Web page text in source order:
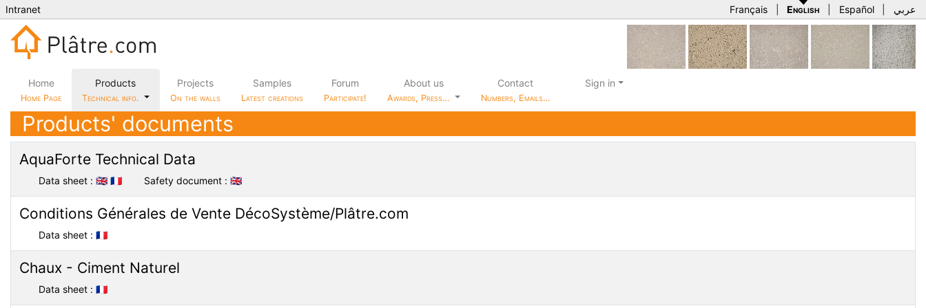
Intranet Français English Español عربي
Home
Home Page
Products
Technical info.
Projects
On the walls
Samples
Latest creations
Forum
Participate!
About us
Awards, Press…
Contact
Numbers, Emails…
Sign in
Products' documents
AquaForte Technical Data
Data sheet : 🇬🇧 🇫🇷 Safety document : 🇬🇧
Conditions Générales de Vente DécoSystème/Plâtre.com
Data sheet : 🇫🇷
Chaux - Ciment Naturel
Data sheet : 🇫🇷